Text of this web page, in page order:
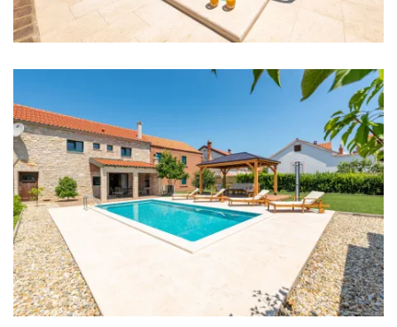
Restoran: 200 m
Centar grada: 100 m
Ljekarna: 500 m
Bolnica: 30 km
Trgovina: 200 m